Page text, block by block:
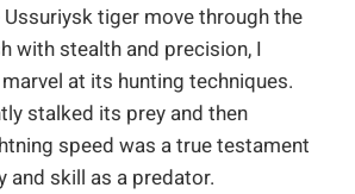
tiger move through the
with stealth and precision, I
at its hunting techniques.
stalked its prey and then
speed was a true testament
skill as a predator.